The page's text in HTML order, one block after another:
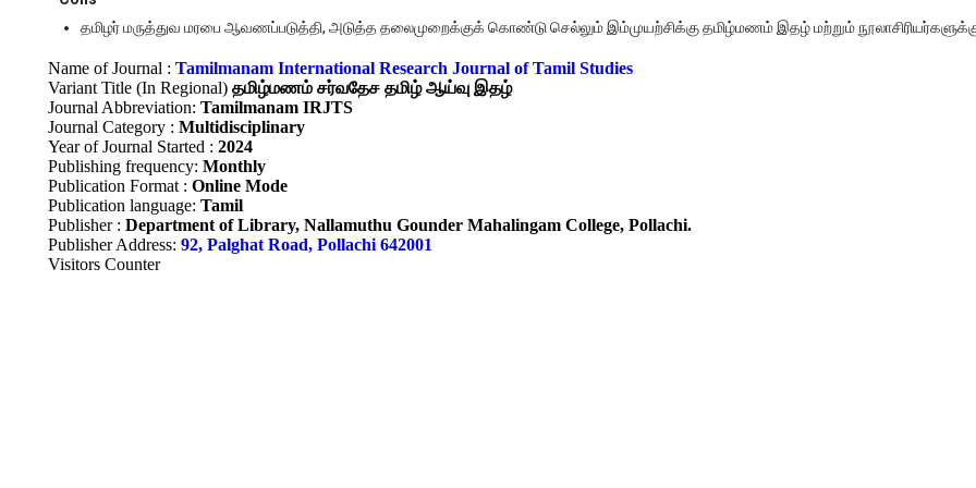
தமிழர் மருத்துவ மரபை ஆவணப்படுத்தி, அடுத்த தலைமுறைக்குக் கொண்டு செல்லும் இம்முயற்சிக்கு தமிழ்மணம் இதழ் மற்றும்
Name of Journal : Tamilmanam International Research Journal of Tamil Studies
Variant Title (In Regional) தமிழ்மணம் சர்வதேச தமிழ் ஆய்வு இதழ்
Journal Abbreviation: Tamilmanam IRJTS
Journal Category : Multidisciplinary
Year of Journal Started : 2024
Publishing frequency: Monthly
Publication Format : Online Mode
Publication language: Tamil
Publisher : Department of Library, Nallamuthu Gounder Mahalingam College, Pollachi.
Publisher Address: 92, Palghat Road, Pollachi 642001
Visitors Counter